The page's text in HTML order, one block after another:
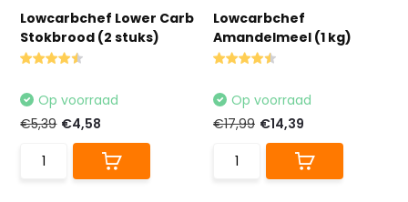
Lowcarbchef Lower Carb
Stokbrood (2 stuks)
Op voorraad
€5,39 €4,58
Lowcarbchef
Amandelmeel (1 kg)
Op voorraad
€17,99 €14,39